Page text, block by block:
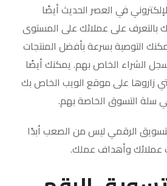
في العصر الحديث أيضًا
بالتعرف على عملائك على المستوى
التوصية بسرعة بأفضل المنتجات
الشراء الخاص بهم. يمكنك أيضًا
زاروها على موقع الويب الخاص بك
سلة التسوق الخاصة بهم.
الرقمي ليس من الصعب أبدًا
عملائك وأهداف عملك.